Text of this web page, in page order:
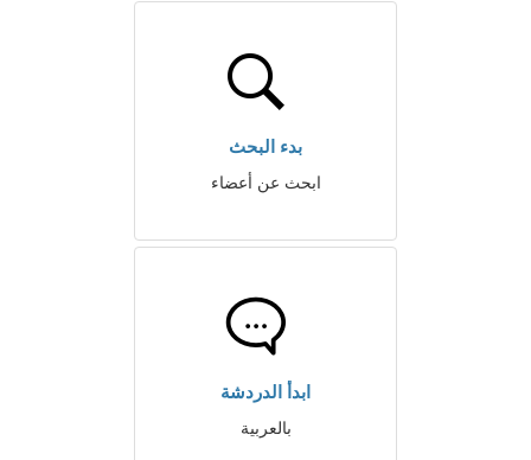
بدء البحث
ابحث عن أعضاء
ابدأ الدردشة
بالعربية